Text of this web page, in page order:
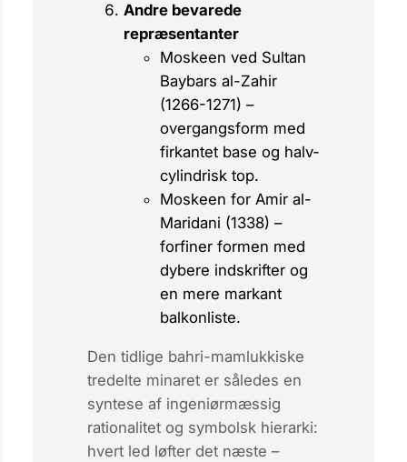
Andre bevarede
repræsentanter
Moskeen ved Sultan
Baybars al-Zahir
(1266-1271) –
overgangsform med
firkantet base og halv­
cylindrisk top.
Moskeen for Amir al-
Maridani (1338) –
forfiner formen med
dybere indskrifter og
en mere markant
balkonliste.
Den tidlige bahri-mamlukkiske
tredelte minaret er således en
syntese af ingeniørmæssig
rationalitet og symbolsk hierarki:
hvert led løfter det næste –